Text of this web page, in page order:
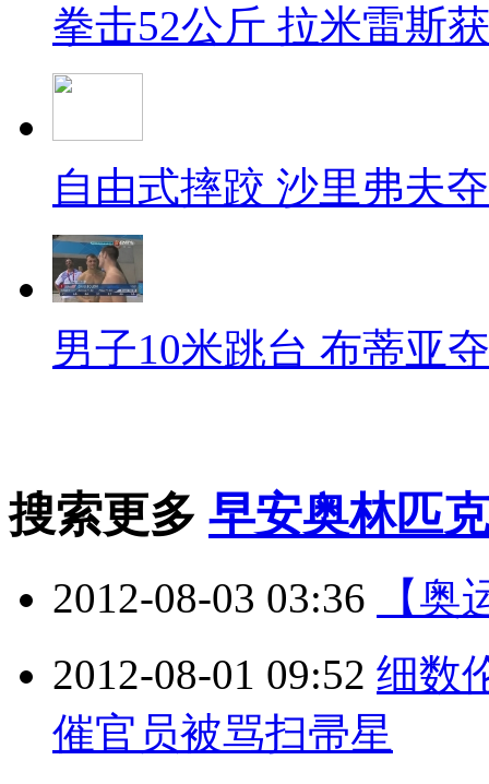
拳击52公斤 拉米雷斯
自由式摔跤 沙里弗夫
男子10米跳台 布蒂亚
搜索更多 早安奥林匹克
2012-08-03 03:36
【
2012-08-01 09:52 细数
催官员被骂扫帚星